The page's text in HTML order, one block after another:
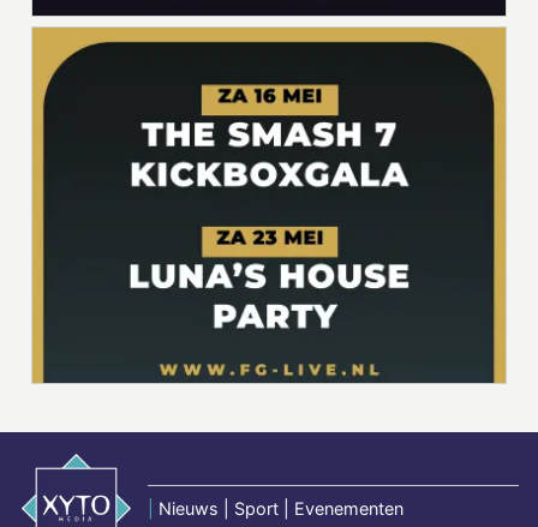
Nieuws | Sport | Evenementen